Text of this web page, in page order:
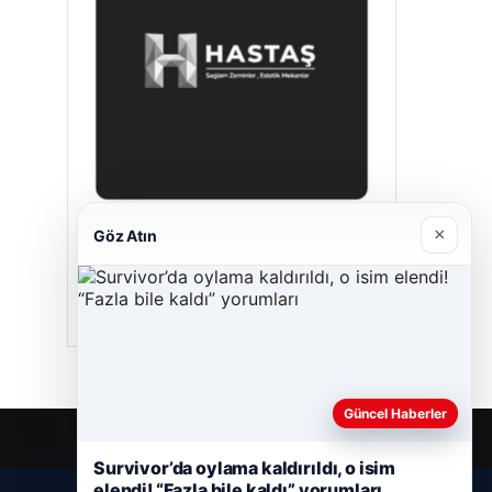
Hastaş Beton
26/05/2026
Göz Atın ×
Güncel Haberler
Survivor’da oylama kaldırıldı, o isim